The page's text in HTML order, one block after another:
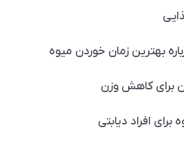
بهترین زمان خوردن میوه
برای کاهش وزن
افراد دیابتی